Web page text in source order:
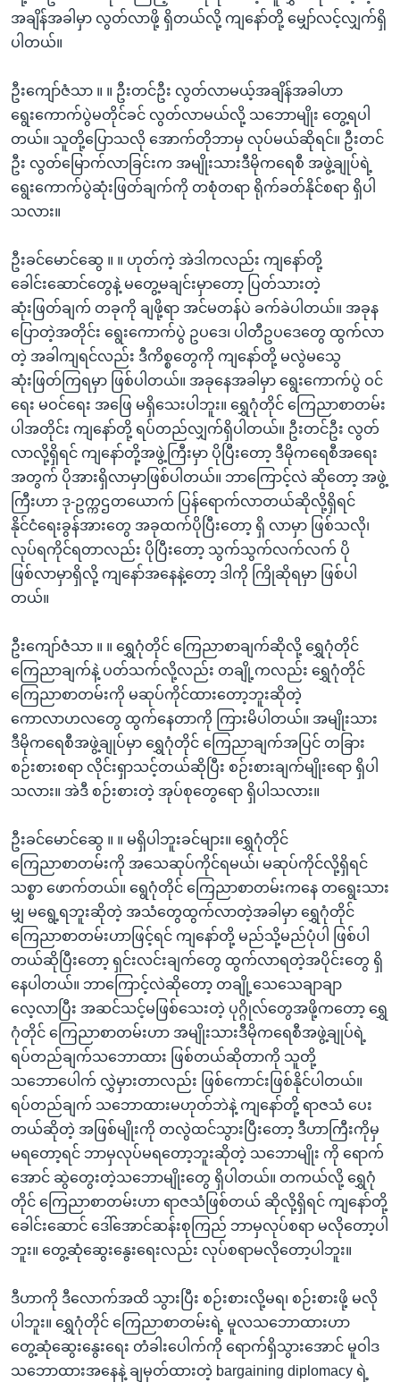
အချိန်အခါမှာ လွတ်လာဖို့ ရှိတယ်လို့ ကျနော်တို့ မျှော်လင့်လျှက်ရှိ
ပါတယ်။
ဦးကျော်ဇံသာ ။ ။ ဦးတင်ဦး လွတ်လာမယ့်အချိန်အခါဟာ
ရွေးကောက်ပွဲမတိုင်ခင် လွတ်လာမယ်လို့ သဘောမျိုး တွေ့ရပါ
တယ်။ သူတို့ပြောသလို အောက်တိုဘာမှ လုပ်မယ်ဆိုရင်။ ဦးတင်
ဦး လွတ်မြောက်လာခြင်းက အမျိုးသားဒီမိုကရေစီ အဖွဲ့ချုပ်ရဲ့
ရွေးကောက်ပွဲဆုံးဖြတ်ချက်ကို တစုံတရာ ရိုက်ခတ်နိုင်စရာ ရှိပါ
သလား။
ဦးခင်မောင်ဆွေ ။ ။ ဟုတ်ကဲ့ အဲဒါကလည်း ကျနော်တို့
ခေါင်းဆောင်တွေနဲ့ မတွေ့မချင်းမှာတော့ ပြတ်သားတဲ့
ဆုံးဖြတ်ချက် တခုကို ချဖို့ရာ အင်မတန်ပဲ ခက်ခဲပါတယ်။ အခုန
ပြောတဲ့အတိုင်း ရွေးကောက်ပွဲ ဥပဒေ၊ ပါတီဥပဒေတွေ ထွက်လာ
တဲ့ အခါကျရင်လည်း ဒီကိစ္စတွေကို ကျနော်တို့ မလွဲမသွေ
ဆုံးဖြတ်ကြရမှာ ဖြစ်ပါတယ်။ အခုနေအခါမှာ ရွေးကောက်ပွဲ ဝင်
ရေး မဝင်ရေး အဖြေ မရှိသေးပါဘူး။ ရွှေဂုံတိုင် ကြေညာစာတမ်း
ပါအတိုင်း ကျနော်တို့ ရပ်တည်လျှက်ရှိပါတယ်။ ဦးတင်ဦး လွတ်
လာလို့ရှိရင် ကျနော်တို့အဖွဲ့ကြီးမှာ ပိုပြီးတော့ ဒီမိုကရေစီအရေး
အတွက် ပိုအားရှိလာမှာဖြစ်ပါတယ်။ ဘာကြောင့်လဲ ဆိုတော့ အဖွဲ့
ကြီးဟာ ဒု-ဥက္ကဌတယောက် ပြန်ရောက်လာတယ်ဆိုလို့ရှိရင်
နိုင်ငံရေးခွန်အားတွေ အခုထက်ပိုပြီးတော့ ရှိ လာမှာ ဖြစ်သလို၊
လုပ်ရကိုင်ရတာလည်း ပိုပြီးတော့ သွက်သွက်လက်လက် ပို
ဖြစ်လာမှာရှိလို့ ကျနော်အနေနဲ့တော့ ဒါကို ကြိုဆိုရမှာ ဖြစ်ပါ
တယ်။
ဦးကျော်ဇံသာ ။ ။ ရွှေဂုံတိုင် ကြေညာစာချက်ဆိုလို့ ရွှေဂုံတိုင်
ကြေညာချက်နဲ့ ပတ်သက်လို့လည်း တချို့ကလည်း ရွှေဂုံတိုင်
ကြေညာစာတမ်းကို မဆုပ်ကိုင်ထားတော့ဘူးဆိုတဲ့
ကောလာဟလတွေ ထွက်နေတာကို ကြားမိပါတယ်။ အမျိုးသား
ဒီမိုကရေစီအဖွဲ့ချုပ်မှာ ရွှေဂုံတိုင် ကြေညာချက်အပြင် တခြား
စဉ်းစားစရာ လိုင်းရှာသင့်တယ်ဆိုပြီး စဉ်းစားချက်မျိုးရော ရှိပါ
သလား။ အဲဒီ စဉ်းစားတဲ့ အုပ်စုတွေရော ရှိပါသလား။
ဦးခင်မောင်ဆွေ ။ ။ မရှိပါဘူးခင်များ။ ရွှေဂုံတိုင်
ကြေညာစာတမ်းကို အသေဆုပ်ကိုင်ရမယ်၊ မဆုပ်ကိုင်လို့ရှိရင်
သစ္စာ ဖောက်တယ်။ ရွေဂုံတိုင် ကြေညာစာတမ်းကနေ တရွေးသား
မျှ မရွေ့ရဘူးဆိုတဲ့ အသံတွေထွက်လာတဲ့အခါမှာ ရွှေဂုံတိုင်
ကြေညာစာတမ်းဟာဖြင့်ရင် ကျနော်တို့ မည်သို့မည်ပုံပါ ဖြစ်ပါ
တယ်ဆိုပြီးတော့ ရှင်းလင်းချက်တွေ ထွက်လာရတဲ့အပိုင်းတွေ ရှိ
နေပါတယ်။ ဘာကြောင့်လဲဆိုတော့ တချို့သေသေချာချာ
လေ့လာပြီး အဆင်သင့်မဖြစ်သေးတဲ့ ပုဂ္ဂိုလ်တွေအဖို့ကတော့ ရွှေ
ဂုံတိုင် ကြေညာစာတမ်းဟာ အမျိုးသားဒီမိုကရေစီအဖွဲ့ချုပ်ရဲ့
ရပ်တည်ချက်သဘောထား ဖြစ်တယ်ဆိုတာကို သူတို့
သဘောပေါက် လွှဲမှားတာလည်း ဖြစ်ကောင်းဖြစ်နိုင်ပါတယ်။
ရပ်တည်ချက် သဘောထားမဟုတ်ဘဲနဲ့ ကျနော်တို့ ရာဇသံ ပေး
တယ်ဆိုတဲ့ အဖြစ်မျိုးကို တလွဲထင်သွားပြီးတော့ ဒီဟာကြီးကိုမှ
မရတော့ရင် ဘာမှလုပ်မရတော့ဘူးဆိုတဲ့ သဘောမျိုး ကို ရောက်
အောင် ဆွဲတွေးတဲ့သဘောမျိုးတွေ ရှိပါတယ်။ တကယ်လို့ ရွှေဂုံ
တိုင် ကြေညာစာတမ်းဟာ ရာဇသံဖြစ်တယ် ဆိုလို့ရှိရင် ကျနော်တို့
ခေါင်းဆောင် ဒေါ်အောင်ဆန်းစုကြည် ဘာမှလုပ်စရာ မလိုတော့ပါ
ဘူး။ တွေ့ဆုံဆွေးနွေးရေးလည်း လုပ်စရာမလိုတော့ပါဘူး။
ဒီဟာကို ဒီလောက်အထိ သွားပြီး စဉ်းစားလို့မရ၊ စဉ်းစားဖို့ မလို
ပါဘူး။ ရွှေဂုံတိုင် ကြေညာစာတမ်းရဲ့ မူလသဘောထားဟာ
တွေ့ဆုံဆွေးနွေးရေး တံခါးပေါက်ကို ရောက်ရှိသွားအောင် မူဝါဒ
သဘောထားအနေနဲ့ ချမှတ်ထားတဲ့ bargaining diplomacy ရဲ့